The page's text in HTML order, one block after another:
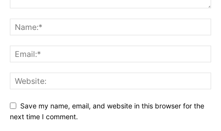
Save my name, email, and website in this browser for the
next time I comment.